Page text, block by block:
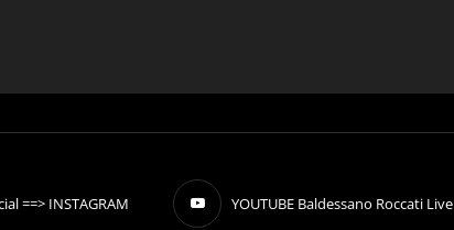
==> INSTAGRAM YOUTUBE Baldessano Roccati Live